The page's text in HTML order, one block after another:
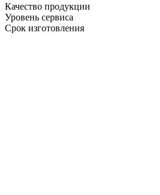
Качество продукции
Уровень сервиса
Срок изготовления